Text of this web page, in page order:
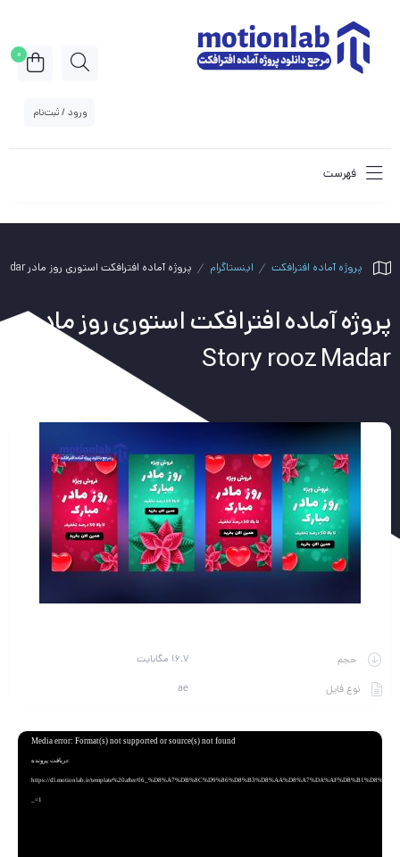
ورود / ثبت‌نام
0
فهرست
پروژه آماده افترافکت اینستاگرام پروژه آماده افترافکت استوری روز مادر Story rooz Madar
پروژه آماده افترافکت استوری روز مادر
Story rooz Madar
حجم 16.7 مگابایت
نوع فایل ae
نمایشگر
Media error: Format(s) not supported or source(s) not found
دریافت پرونده:
https://dl.motionlab.ir/template%20after/
_=1